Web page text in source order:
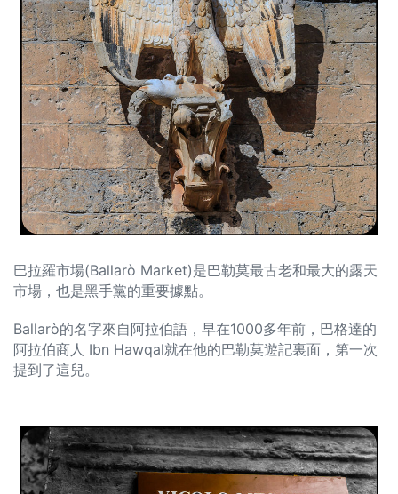
巴拉羅市場(Ballarò Market)是巴勒莫最古老和最大的露天
市場，也是黑手黨的重要據點。
Ballarò的名字來自阿拉伯語，早在1000多年前，巴格達的
阿拉伯商人 Ibn Hawqal就在他的巴勒莫遊記裏面，第一次
提到了這兒。